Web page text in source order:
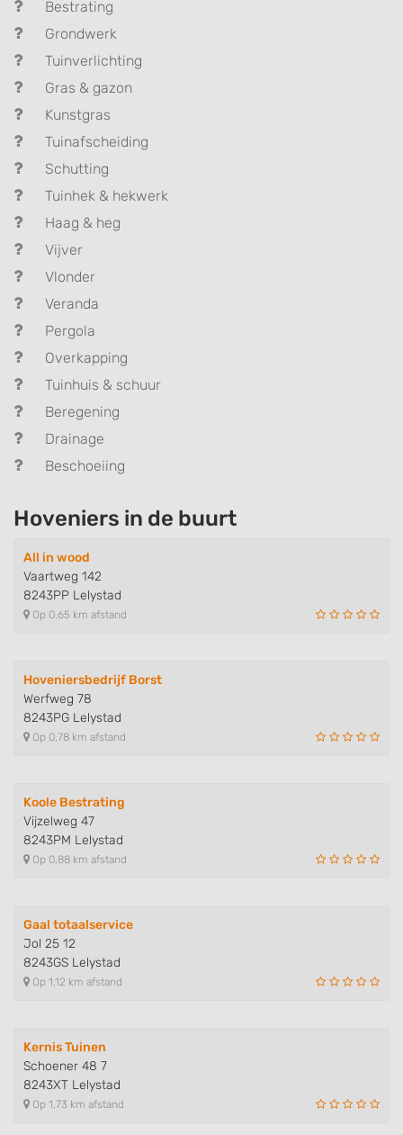
Bestrating
Grondwerk
Tuinverlichting
Gras & gazon
Kunstgras
Tuinafscheiding
Schutting
Tuinhek & hekwerk
Haag & heg
Vijver
Vlonder
Veranda
Pergola
Overkapping
Tuinhuis & schuur
Beregening
Drainage
Beschoeiing
Hoveniers in de buurt
All in wood
Vaartweg 142
8243PP Lelystad
Op 0,65 km afstand
Hoveniersbedrijf Borst
Werfweg 78
8243PG Lelystad
Op 0,78 km afstand
Koole Bestrating
Vijzelweg 47
8243PM Lelystad
Op 0,88 km afstand
Gaal totaalservice
Jol 25 12
8243GS Lelystad
Op 1,12 km afstand
Kernis Tuinen
Schoener 48 7
8243XT Lelystad
Op 1,73 km afstand